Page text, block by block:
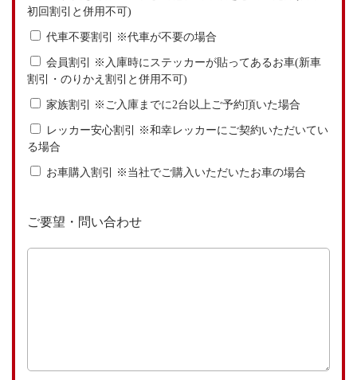
初回割引と併用不可)
代車不要割引 ※代車が不要の場合
会員割引 ※入庫時にステッカーが貼ってあるお車(新車
割引・のりかえ割引と併用不可)
家族割引 ※ご入庫までに2台以上ご予約頂いた場合
レッカー安心割引 ※和幸レッカーにご契約いただいてい
る場合
お車購入割引 ※当社でご購入いただいたお車の場合
ご要望・問い合わせ